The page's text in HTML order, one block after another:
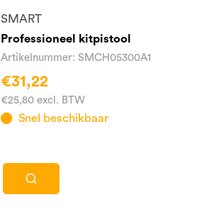
SMART
Professioneel kitpistool
Artikelnummer: SMCH05300A1
€31,22
€25,80 excl. BTW
Snel beschikbaar